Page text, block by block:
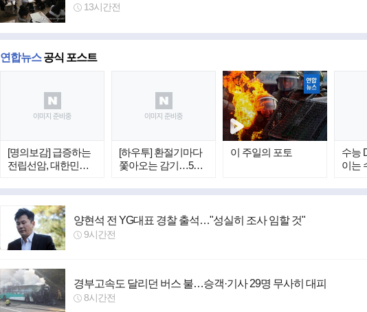
13시간전
연합뉴스공식 포스트
[명의보감] 급증하는
전립선암, 대한민국
다
[하우투] 환절기마다
쫓아오는 감기…5가
이 주일의 포토
수능
이는
양현석 전 YG대표 경찰 출석…"성실히 조사 임할 것"
9시간전
경부고속도 달리던 버스 불…승객·기사 29명 무사히 대피
8시간전